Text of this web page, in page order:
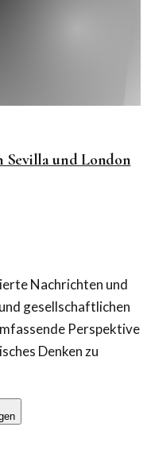
Sevilla und London
Nachrichten und
gesellschaftlichen
Perspektive
Denken zu